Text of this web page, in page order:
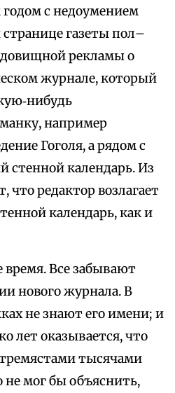
с недоумением
газеты пол–
рекламы о
журнале, который
например
Гоголя, а рядом с
календарь. Из
что редактор возлагает
календарь, как и
время. Все забывают
нового журнала. В
не знают его имени; и
лет оказывается, что
тысячами
мог бы объяснить,